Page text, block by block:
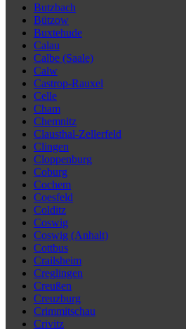
Butzbach
Bützow
Buxtehude
Calau
Calbe (Saale)
Calw
Castrop-Rauxel
Celle
Cham
Chemnitz
Clausthal-Zellerfeld
Clingen
Cloppenburg
Coburg
Cochem
Coesfeld
Colditz
Coswig
Coswig (Anhalt)
Cottbus
Crailsheim
Creglingen
Creußen
Creuzburg
Crimmitschau
Crivitz